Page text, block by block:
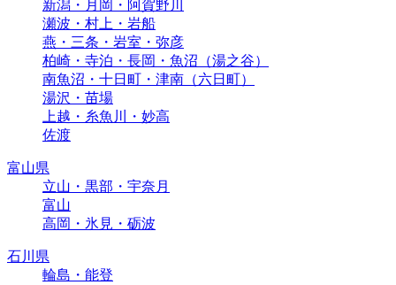
新潟・月岡・阿賀野川
瀬波・村上・岩船
燕・三条・岩室・弥彦
柏崎・寺泊・長岡・魚沼（湯之谷）
南魚沼・十日町・津南（六日町）
湯沢・苗場
上越・糸魚川・妙高
佐渡
富山県
立山・黒部・宇奈月
富山
高岡・氷見・砺波
石川県
輪島・能登